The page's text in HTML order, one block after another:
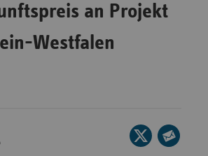
an Projekt
Westfalen
Seite
auf